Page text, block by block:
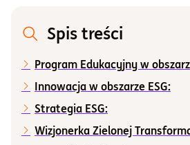
Blog
Centrum pomocy
Informacje i dokumenty
Spis treści
Program Edukacyjny w
Innowacja w obszarze ESG:
Strategia ESG:
Wizjonerka Zielonej